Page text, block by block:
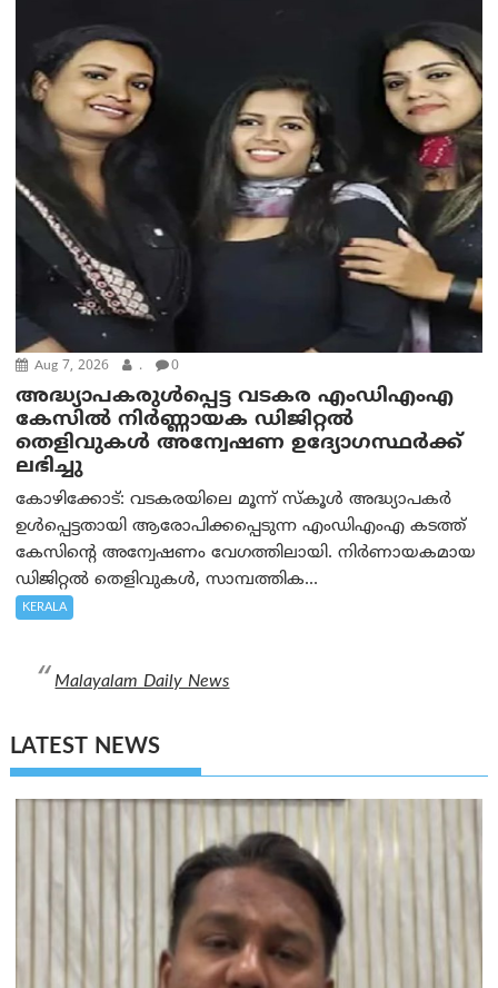
Aug 7, 2026 . 0
അദ്ധ്യാപകരുള്‍പ്പെട്ട വടകര എംഡി‌എം‌എ
കേസില്‍ നിര്‍ണ്ണായക ഡിജിറ്റല്‍
തെളിവുകള്‍ അന്വേഷണ ഉദ്യോഗസ്ഥര്‍ക്ക്
ലഭിച്ചു
കോഴിക്കോട്: വടകരയിലെ മൂന്ന് സ്കൂൾ അദ്ധ്യാപകർ
ഉൾപ്പെട്ടതായി ആരോപിക്കപ്പെടുന്ന എംഡിഎംഎ കടത്ത്
കേസിന്റെ അന്വേഷണം വേഗത്തിലായി. നിർണായകമായ
ഡിജിറ്റൽ തെളിവുകൾ, സാമ്പത്തിക...
KERALA
Malayalam Daily News
LATEST NEWS